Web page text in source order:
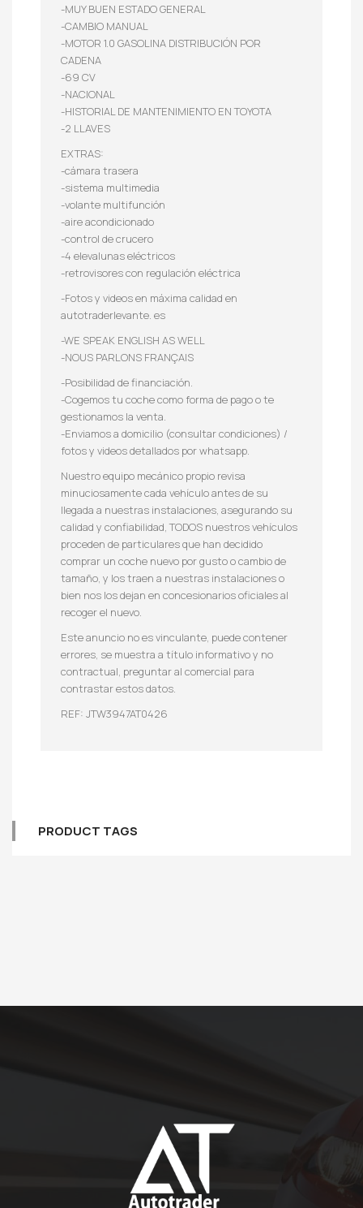
-MUY BUEN ESTADO GENERAL
-CAMBIO MANUAL
-MOTOR 1.0 GASOLINA DISTRIBUCIÓN POR
CADENA
-69 CV
-NACIONAL
-HISTORIAL DE MANTENIMIENTO EN TOYOTA
-2 LLAVES
EXTRAS:
-cámara trasera
-sistema multimedia
-volante multifunción
-aire acondicionado
-control de crucero
-4 elevalunas eléctricos
-retrovisores con regulación eléctrica
-Fotos y videos en máxima calidad en
autotraderlevante. es
-WE SPEAK ENGLISH AS WELL
-NOUS PARLONS FRANÇAIS
-Posibilidad de financiación.
-Cogemos tu coche como forma de pago o te
gestionamos la venta.
-Enviamos a domicilio (consultar condiciones) /
fotos y videos detallados por whatsapp.
Nuestro equipo mecánico propio revisa
minuciosamente cada vehículo antes de su
llegada a nuestras instalaciones, asegurando su
calidad y confiabilidad, TODOS nuestros vehículos
proceden de particulares que han decidido
comprar un coche nuevo por gusto o cambio de
tamaño, y los traen a nuestras instalaciones o
bien nos los dejan en concesionarios oficiales al
recoger el nuevo.
Este anuncio no es vinculante, puede contener
errores, se muestra a título informativo y no
contractual, preguntar al comercial para
contrastar estos datos.
REF: JTW3947AT0426
PRODUCT TAGS